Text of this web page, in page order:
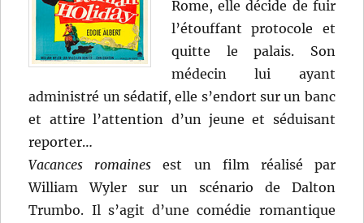
Rome, elle décide de fuir
l’étouffant protocole et
quitte le palais. Son
médecin lui ayant
administré un sédatif, elle s’endort sur un banc
et attire l’attention d’un jeune et séduisant
reporter…
Vacances romaines est un film réalisé par
William Wyler sur un scénario de Dalton
Trumbo. Il s’agit d’une comédie romantique